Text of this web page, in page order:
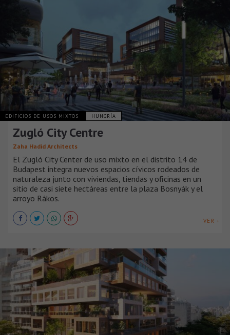
EDIFICIOS DE USOS MIXTOS HUNGRÍA
Zugló City Centre
Zaha Hadid Architects
El Zugló City Center de uso mixto en el distrito 14 de
Budapest integra nuevos espacios cívicos rodeados de
naturaleza junto con viviendas, tiendas y oficinas en un
sitio de casi siete hectáreas entre la plaza Bosnyák y el
arroyo Rákos.
VER +